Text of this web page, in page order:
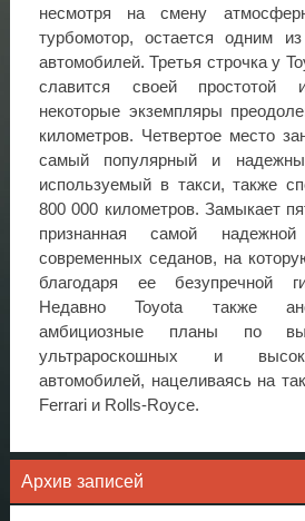
несмотря на смену
турбомотор, остается одним
автомобилей. Третья строчка у
славится своей простотой
некоторые экземпляры
километров. Четвертое место
самый популярный и
используемый в такси, также
800 000 километров. Замыкает
признанная самой
современных седанов, на
благодаря ее безупречной
Недавно Toyota также
амбициозные планы по
ультрароскошных и
автомобилей, нацеливаясь на
Ferrari и Rolls-Royce.
Архив записей